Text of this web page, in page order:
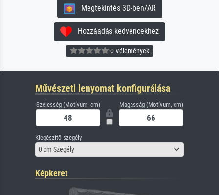
Megtekintés 3D-ben/AR
Hozzáadás kedvencekhez
0 Vélemények
Művészeti lenyomat konfigurálása
Szélesség (Motívum, cm) Magasság (Motívum, cm)
Kiegészítő szegély
0 cm Szegély
Képkeret